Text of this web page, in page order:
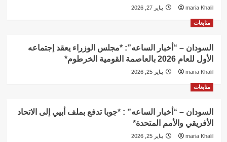
maria Khalil يناير 27, 2026
متابعات
السودان – “أخبار الساعه”: *مجلس الوزراء يعقد إجتماعه
الأول للعام 2026 بالعاصمة القومية الخرطوم*
maria Khalil يناير 25, 2026
متابعات
السودان – “أخبار الساعه” : *جوبا تدفع بملف أبيي إلى الاتحاد
الأفريقي والأمم المتحدة*
maria Khalil يناير 25, 2026